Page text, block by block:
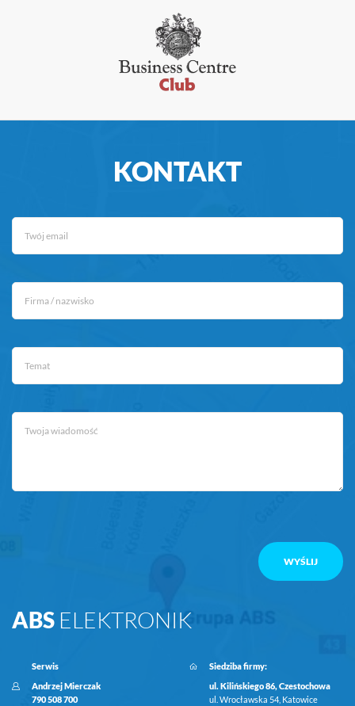
KONTAKT
ABS ELEKTRONIK
Serwis
Andrzej Mierczak
790 508 700
Siedziba firmy:
ul. Kilińskiego 86, Czestochowa
ul. Wrocławska 54, Katowice